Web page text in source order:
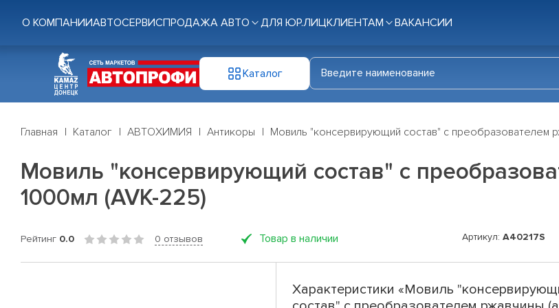
О КОМПАНИИАВТОСЕРВИСПРОДАЖА АВТО ДЛЯ ЮР.ЛИЦКЛИЕНТАМ ВАКАНСИИ
Каталог
Главная Каталог АВТОХИМИЯ Антикоры Мовиль "консервирующий состав" с преобразователем
Мовиль "консервирующий состав" с
1000мл (AVK-225)
Рейтинг 0.0 0 отзывов Товар в наличии Артикул: A40217S
Характеристики «Мовиль